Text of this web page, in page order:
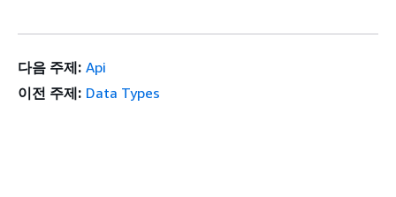
다음 주제: Api
이전 주제: Data Types